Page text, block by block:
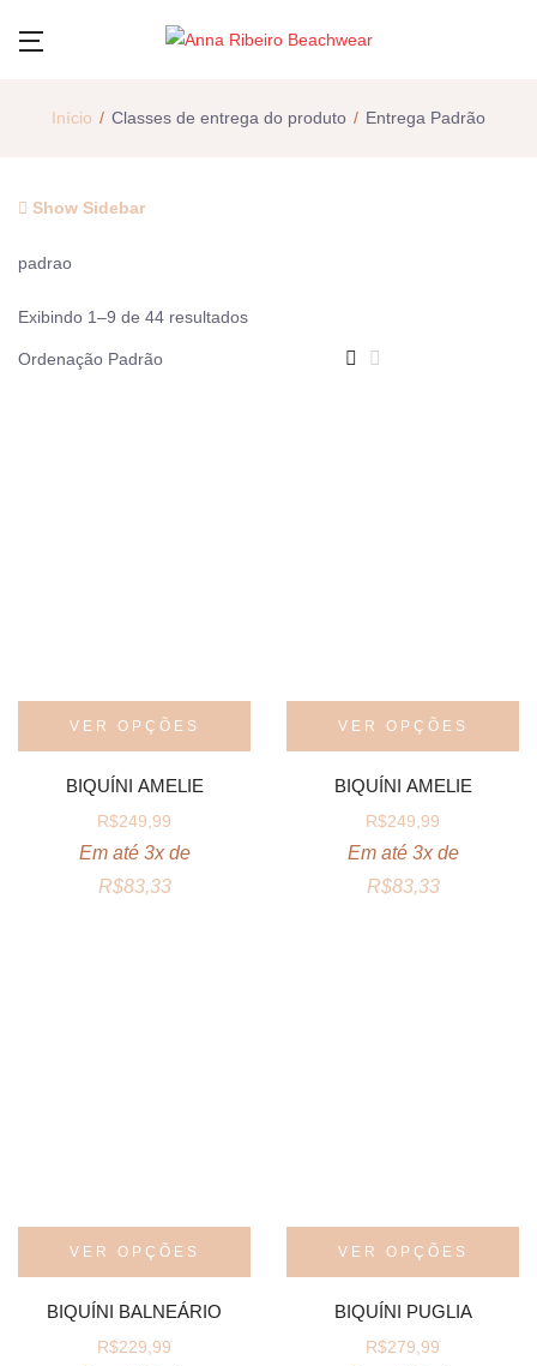
Início Classes de entrega do produto Entrega Padrão
Show Sidebar
padrao
Exibindo 1–9 de 44 resultados
VER OPÇÕES
BIQUÍNI AMELIE
R$249,99
Em até 3x de
R$83,33
VER OPÇÕES
BIQUÍNI AMELIE
R$249,99
Em até 3x de
R$83,33
VER OPÇÕES
BIQUÍNI BALNEÁRIO
R$229,99
VER OPÇÕES
BIQUÍNI PUGLIA
R$279,99